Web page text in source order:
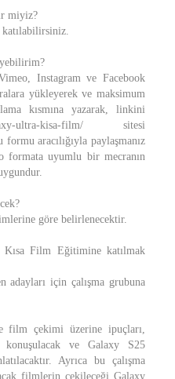
miyiz?
katılabilirsiniz.
Instagram ve Facebook
yükleyerek ve maksimum
kısmına yazarak, linkini
ultra-kisa-film/ sitesi
aracılığıyla paylaşmanız
formata uyumlu bir mecranın
göre belirlenecektir.
Kısa Film Eğitimine katılmak
adayları için çalışma grubuna
film çekimi üzerine ipuçları,
ve Galaxy S25
Ayrıca bu çalışma
filmlerin çekileceği Galaxy